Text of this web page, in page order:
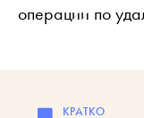
операции по